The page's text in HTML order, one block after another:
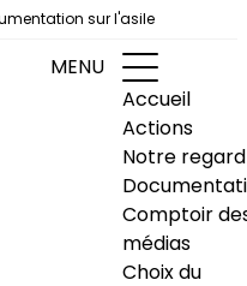
sur l'asile
MENU
Accueil
Actions
Notre regard
Comptoir
médias
Choix du